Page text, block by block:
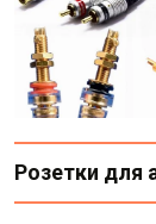
Розетки для